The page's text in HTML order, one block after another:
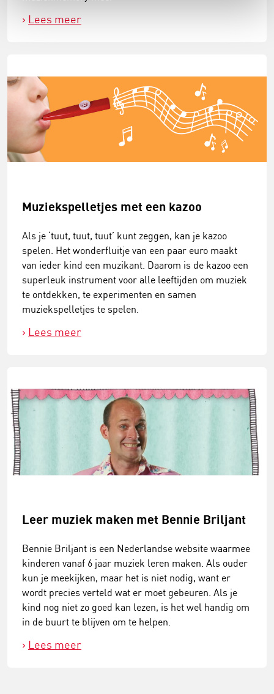
Lees meer
Muziekspelletjes met een kazoo
Als je ‘tuut, tuut, tuut’ kunt zeggen, kan je kazoo
spelen. Het wonderfluitje van een paar euro maakt
van ieder kind een muzikant. Daarom is de kazoo een
superleuk instrument voor alle leeftijden om muziek
te ontdekken, te experimenten en samen
muziekspelletjes te spelen.
Lees meer
Leer muziek maken met Bennie Briljant
Bennie Briljant is een Nederlandse website waarmee
kinderen vanaf 6 jaar muziek leren maken. Als ouder
kun je meekijken, maar het is niet nodig, want er
wordt precies verteld wat er moet gebeuren. Als je
kind nog niet zo goed kan lezen, is het wel handig om
in de buurt te blijven om te helpen.
Lees meer